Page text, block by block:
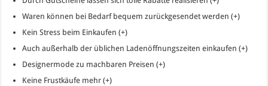
Waren können bei Bedarf bequem zurückgesendet werden (+)
Kein Stress beim Einkaufen (+)
Auch außerhalb der üblichen Ladenöffnungszeiten einkaufen (+)
Designermode zu machbaren Preisen (+)
Keine Frustkäufe mehr (+)